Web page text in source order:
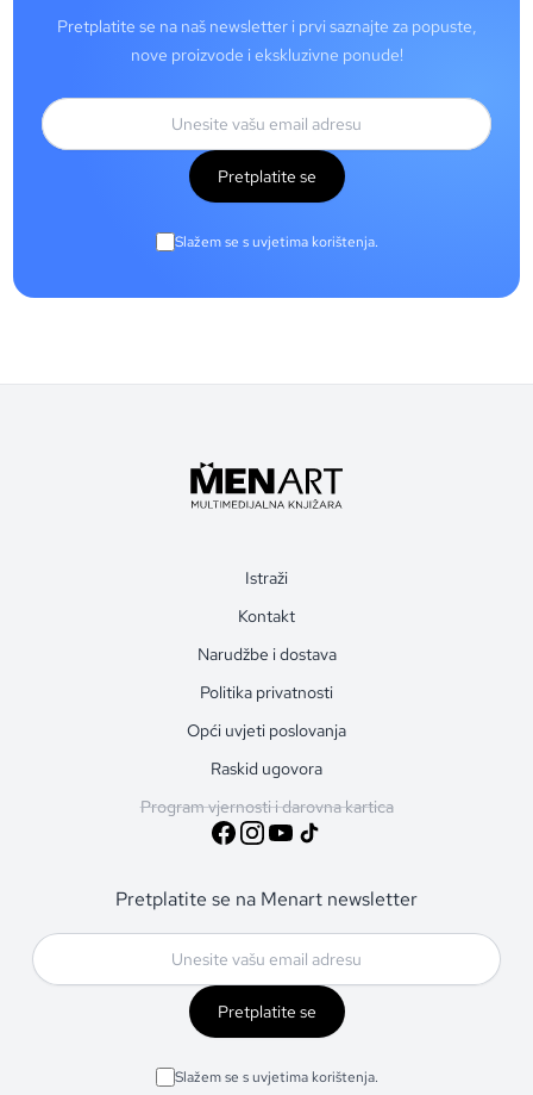
Pretplatite se na naš newsletter i prvi saznajte za popuste,
nove proizvode i ekskluzivne ponude!
Pretplatite se
Slažem se s uvjetima korištenja.
Istraži
Kontakt
Narudžbe i dostava
Politika privatnosti
Opći uvjeti poslovanja
Raskid ugovora
Program vjernosti i darovna kartica
Pretplatite se na Menart newsletter
Pretplatite se
Slažem se s uvjetima korištenja.